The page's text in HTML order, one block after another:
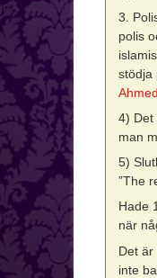
3.
polis
stödja
Ahmed.
4) Det
man
5)
”The
Hade
när
Det
inte